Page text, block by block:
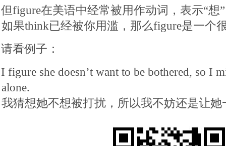
但figure在美语中经常被用作动词，表示“想
如果think已经被你用滥，那么figure是一个
请看例子：
I figure she doesn’t want to be bothered, so I
alone.
我猜想她不想被打扰，所以我不妨还是让